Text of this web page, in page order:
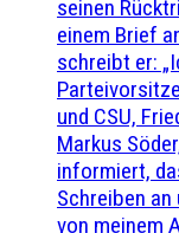
seinen
einem Brief
schreibt er:
und CSU,
Markus
informiert,
Schreiben
von meinem